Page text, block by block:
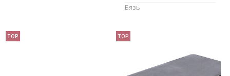
Бязь
TOP TOP